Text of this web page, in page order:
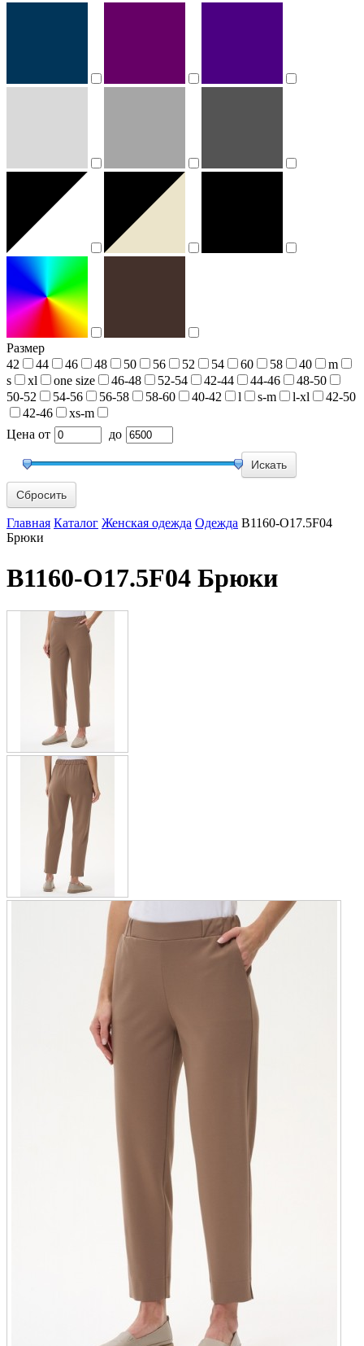
Размер
42
44 46 48 50 56 52 54 60 58 40
m
s
xl one size 46-48 52-54 42-44 44-46
48-50
50-52
54-56 56-58 58-60 40-42 l s-m l-xl
42-50
42-46
xs-m
Цена от до
Сбросить
Главная Каталог Женская одежда Одежда B1160-O17.5F04
Брюки
B1160-O17.5F04 Брюки